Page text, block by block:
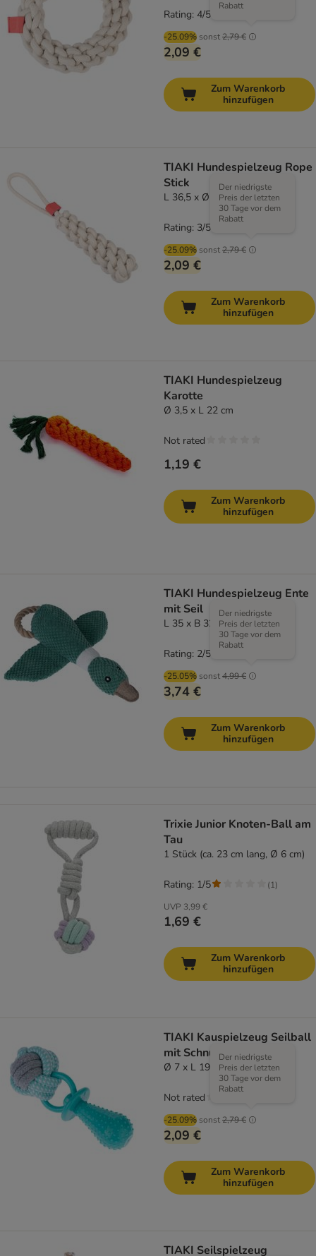
-25.09% sonst2,79 €
Rabatt
2,09 €
Rating: 4/5
Zum Warenkorb
hinzufügen
TIAKI Hundespielzeug Rope
Stick
L 36,5 x Ø 5,5 cm
-25.09% sonst2,79 €
Der niedrigste
Preis der letzten
30 Tage vor dem
Rabatt
2,09 €
Rating: 3/5
Zum Warenkorb
hinzufügen
TIAKI Hundespielzeug
Karotte
Ø 3,5 x L 22 cm
1,19 €
Not rated
Zum Warenkorb
hinzufügen
TIAKI Hundespielzeug Ente
mit Seil
L 35 x B 32,5 x H 8 cm
-25.05% sonst4,99 €
Der niedrigste
Preis der letzten
30 Tage vor dem
Rabatt
3,74 €
Rating: 2/5
Zum Warenkorb
hinzufügen
Trixie Junior Knoten-Ball am
Tau
1 Stück (ca. 23 cm lang, Ø 6 cm)
UVP 3,99 €
1,69 €
Rating: 1/5 (1)
Zum Warenkorb
hinzufügen
TIAKI Kauspielzeug Seilball
mit Schnuller
Ø 7 x L 19 cm
-25.09% sonst2,79 €
Der niedrigste
Preis der letzten
30 Tage vor dem
Rabatt
2,09 €
Not rated
Zum Warenkorb
hinzufügen
TIAKI Seilspielzeug